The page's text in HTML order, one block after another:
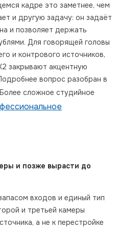
кадре это заметнее, чем
и другую задачу: он задаёт
и позволяет держать
Для говорящей головы
и контрового источников,
закрывают акцентную
вопрос разобран в
сложное студийное
и позже вырасти до
входов и единый тип
и третьей камеры
а не к перестройке